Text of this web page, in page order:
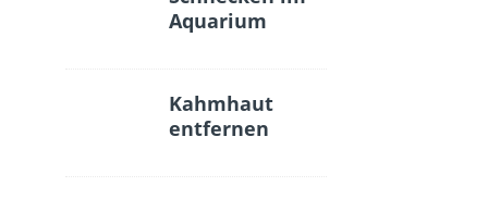
Aquarium
Kahmhaut
entfernen